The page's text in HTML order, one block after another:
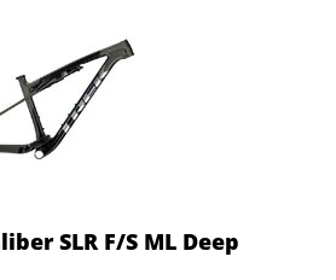
SLR F/S ML Deep